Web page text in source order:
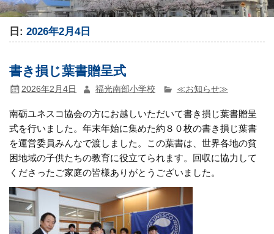
日:2026年2月4日
書き損じ葉書贈呈式
2026年2月4日 福光南部小学校 ≪お知らせ≫
南砺ユネスコ協会の方にお越しいただいて書き損じ葉書贈呈
式を行いました。年末年始に集めた約８０枚の書き損じ葉書
を運営委員みんなで渡しました。この葉書は、世界各地の貧
困地域の子供たちの教育に役立てられます。回収に協力して
くださったご家庭の皆様ありがとうございました。